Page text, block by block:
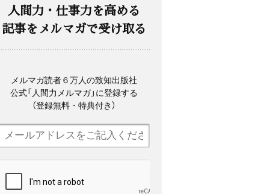
人間力・仕事力を高める
記事をメルマガで受け取る
メルマガ読者６万人の致知出版社
公式「人間力メルマガ」に登録する
（登録無料・特典付き）